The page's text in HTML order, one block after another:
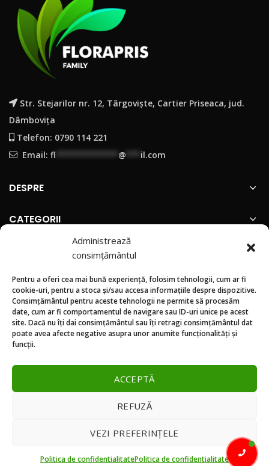
Administrează
consimțământul
Pentru a oferi cea mai bună experiență, folosim tehnologii, cum ar fi
cookie-uri, pentru a stoca și/sau accesa informațiile despre dispozitive.
Consimțământul pentru aceste tehnologii ne permite să procesăm
date, cum ar fi comportamentul de navigare sau ID-uri unice pe acest
site. Dacă nu îți dai consimțământul sau îți retragi consimțământul dat
poate avea afecte negative asupra unor anumite funcționalități și
funcții.
ACCEPTĂ
REFUZĂ
VEZI PREFERINȚELE
Politica de confidentialitatePolitica de confidentialitate
Str. Stejarilor nr. 12, Târgoviște, Cartier Priseaca, jud.
Dâmbovița
Telefon: 0790 114 221
Email: fl @ il.com
DESPRE
CATEGORII
SUNTEM PREZENTI PE
© 2026FloraPris. All rights reserved